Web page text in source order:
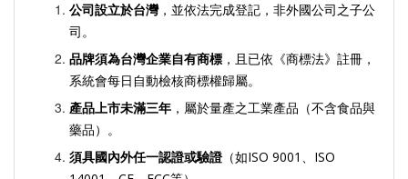
公司設立於台灣，並依法完成登記，非外國公司之子公
司。
品牌須為台灣企業自有商標 ，且已依《商標法》註冊，
系統會每日自動檢核商標權歸屬。
產品上市未滿三年 ，屬於量產之工業產品（不含食品與
藥品）。
須具國內外任一認證或驗證（如ISO 9001、ISO